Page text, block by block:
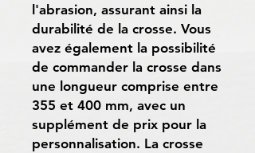
l'abrasion, assurant ainsi la
durabilité de la crosse. Vous
avez également la possibilité
de commander la crosse dans
une longueur comprise entre
355 et 400 mm, avec un
supplément de prix pour la
personnalisation. La crosse